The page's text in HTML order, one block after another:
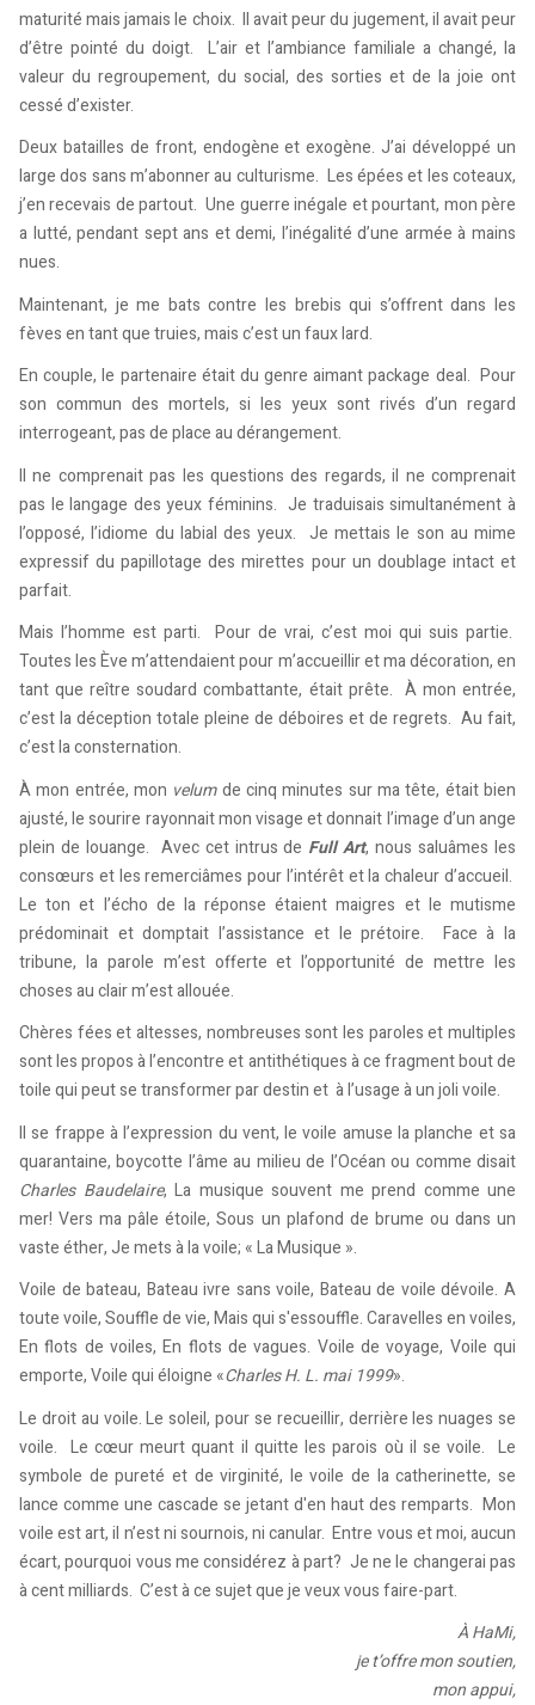
maturité mais jamais le choix. Il avait peur du jugement, il avait peur
d’être pointé du doigt. L’air et l’ambiance familiale a changé, la
valeur du regroupement, du social, des sorties et de la joie ont
cessé d’exister.
Deux batailles de front, endogène et exogène. J’ai développé un
large dos sans m’abonner au culturisme. Les épées et les coteaux,
j’en recevais de partout. Une guerre inégale et pourtant, mon père
a lutté, pendant sept ans et demi, l’inégalité d’une armée à mains
nues.
Maintenant, je me bats contre les brebis qui s’offrent dans les
fèves en tant que truies, mais c’est un faux lard.
En couple, le partenaire était du genre aimant package deal. Pour
son commun des mortels, si les yeux sont rivés d’un regard
interrogeant, pas de place au dérangement.
Il ne comprenait pas les questions des regards, il ne comprenait
pas le langage des yeux féminins. Je traduisais simultanément à
l’opposé, l’idiome du labial des yeux. Je mettais le son au mime
expressif du papillotage des mirettes pour un doublage intact et
parfait.
Mais l’homme est parti. Pour de vrai, c’est moi qui suis partie.
Toutes les Ève m’attendaient pour m’accueillir et ma décoration, en
tant que reître soudard combattante, était prête. À mon entrée,
c’est la déception totale pleine de déboires et de regrets. Au fait,
c’est la consternation.
À mon entrée, mon velumde cinq minutes sur ma tête, était bien
ajusté, le sourire rayonnait mon visage et donnait l’image d’un ange
plein de louange. Avec cet intrus de Full Art, nous saluâmes les
consœurs et les remerciâmes pour l’intérêt et la chaleur d’accueil.
Le ton et l’écho de la réponse étaient maigres et le mutisme
prédominait et domptait l’assistance et le prétoire. Face à la
tribune, la parole m’est offerte et l’opportunité de mettre les
choses au clair m’est allouée.
Chères fées et altesses, nombreuses sont les paroles et multiples
sont les propos à l’encontre et antithétiques à ce fragment bout de
toile qui peut se transformer par destin et à l’usage à un joli voile.
Il se frappe à l’expression du vent, le voile amuse la planche et sa
quarantaine, boycotte l’âme au milieu de l’Océan ou comme disait
Charles Baudelaire, La musique souvent me prend comme une
mer! Vers ma pâle étoile, Sous un plafond de brume ou dans un
vaste éther, Je mets à la voile; « La Musique ».
Voile de bateau, Bateau ivre sans voile, Bateau de voile dévoile. A
toute voile, Souffle de vie, Mais qui s'essouffle. Caravelles en voiles,
En flots de voiles, En flots de vagues. Voile de voyage, Voile qui
emporte, Voile qui éloigne «Charles H. L. mai 1999».
Le droit au voile. Le soleil, pour se recueillir, derrière les nuages se
voile. Le cœur meurt quant il quitte les parois où il se voile. Le
symbole de pureté et de virginité, le voile de la catherinette, se
lance comme une cascade se jetant d'en haut des remparts. Mon
voile est art, il n’est ni sournois, ni canular. Entre vous et moi, aucun
écart, pourquoi vous me considérez à part? Je ne le changerai pas
à cent milliards. C’est à ce sujet que je veux vous faire-part.
À HaMi,
je t’offre mon soutien,
mon appui,